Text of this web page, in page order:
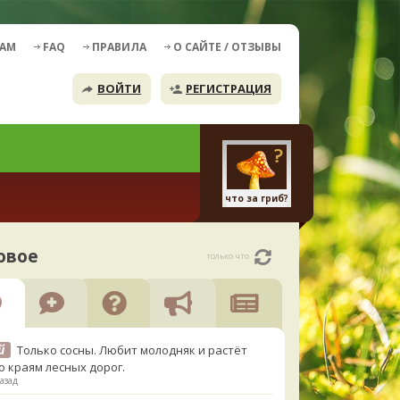
FAQ ПРАВИЛА О САЙТЕ / ОТЗЫВЫ
ВОЙТИ РЕГИСТРАЦИЯ
что за гриб?
только что
Только сосны. Любит молодняк и растёт
краям лесных дорог.